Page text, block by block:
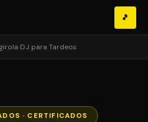
🎵
›DJ para Tardeos
· CERTIFICADOS